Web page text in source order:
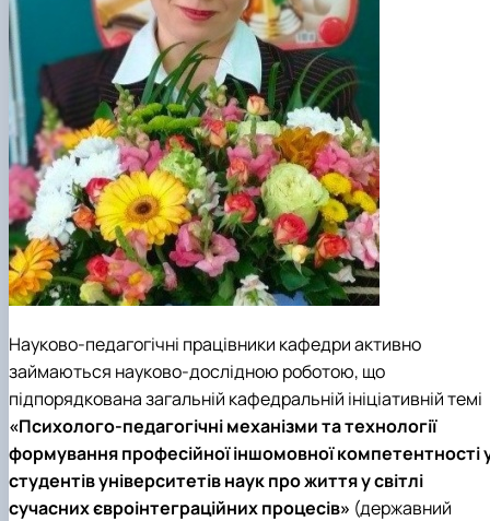
Науково-педагогічні працівники кафедри активно
займаються науково-дослідною роботою, що
підпорядкована загальній кафедральній ініціативній темі
«Психолого-педагогічні механізми та технології
формування професійної іншомовної компетентності
студентів університетів наук про життя у світлі
сучасних євроінтеграційних процесів» (державний